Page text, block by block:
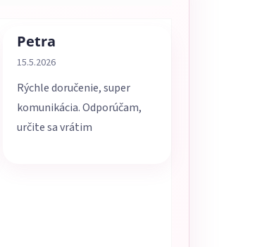
Petra
Hodnotenie obchodu je 5 z 5 hviezdičiek.
15.5.2026
Rýchle doručenie, super
komunikácia. Odporúčam,
určite sa vrátim